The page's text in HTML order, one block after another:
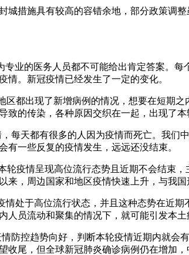
城措施具有较高的容错余地，部分政策调
业的医务人员都不可能给出肯定答案。
。新冠疫情已经发生了一定的变化。
都出现了新增病例的情况，想要在短期
的传染，各种原因交织在一起，出现了本
每天都有很多的人因为疫情而死亡。我
一些反复的疫情发生，远远还没结束。
疫情呈现高位流行态势且近期不会结束
，周边国家和地区疫情快速上升，与我国
处于高位流行状态，并且这种态势在近
员流动和聚集的情况下，就可能引发本土
防控趋势向好，判断本轮疫情近期内就
尾，但全球新冠肺炎确诊病例仍在增加，